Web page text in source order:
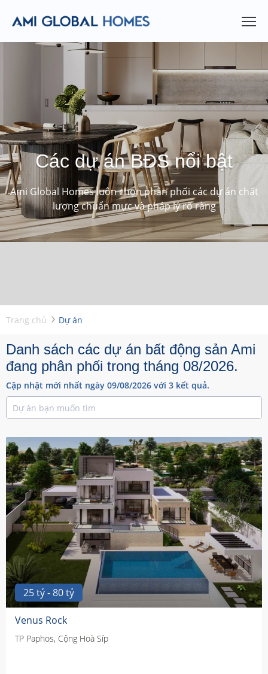
Các dự án BĐS nổi bật
Ami Global Homes luôn chọn phân phối các dự án chất
lượng chuẩn mực và pháp lý rõ ràng
Trang chủ Dự án
Danh sách các dự án bất động sản Ami
đang phân phối trong tháng 08/2026.
Cập nhật mới nhất ngày 09/08/2026 với 3 kết quả.
25 tỷ - 80 tỷ
Venus Rock
TP Paphos, Cộng Hoà Síp